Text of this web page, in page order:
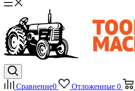
Сравнение0 Отложенные 0